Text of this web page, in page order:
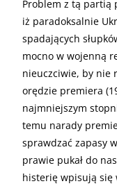
Problem z tą partią
iż paradoksalnie
spadających
mocno w wojenną
nieuczciwie, by nie
orędzie premiera
najmniejszym
temu narady
sprawdzać zapasy
prawie pukał do
histerię wpisują się